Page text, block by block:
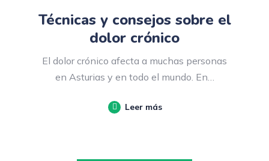
Técnicas y consejos sobre el
dolor crónico
El dolor crónico afecta a muchas personas
en Asturias y en todo el mundo. En…
Leer más